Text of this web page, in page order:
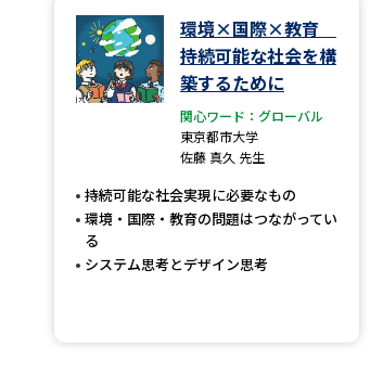
環境×国際×教育
持続可能な社会を構
築するために
関心ワード：グローバル
東京都市大学
佐藤 真久 先生
持続可能な社会実現に必要なもの
環境・国際・教育の問題はつながってい
る
システム思考とデザイン思考